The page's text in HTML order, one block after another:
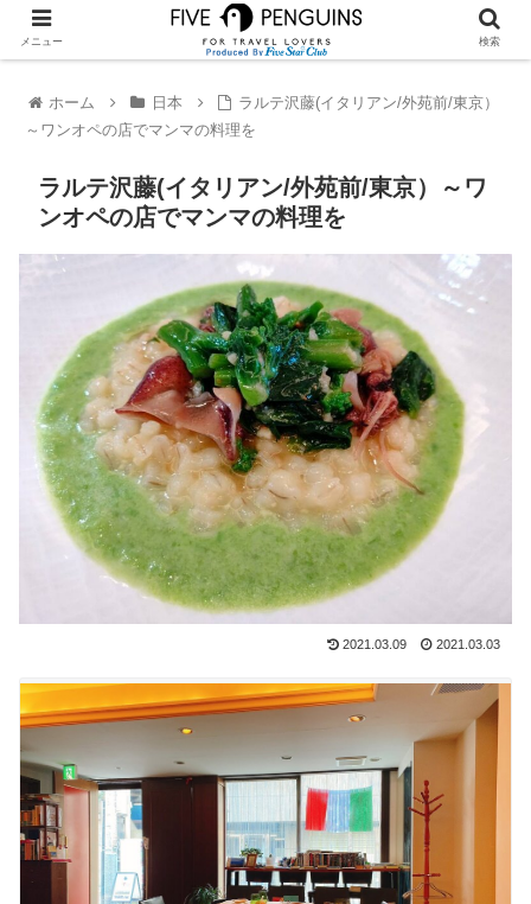
ホーム 日本
ラルテ沢藤(イタリアン/外苑前/東京）
～ワンオペの店でマンマの料理を
ラルテ沢藤(イタリアン/外苑前/東京）～ワ
ンオペの店でマンマの料理を
2021.03.09 2021.03.03
メニュー 検索